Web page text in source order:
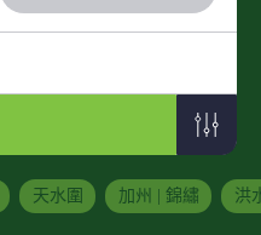
天水圍 加州 | 錦繡 洪